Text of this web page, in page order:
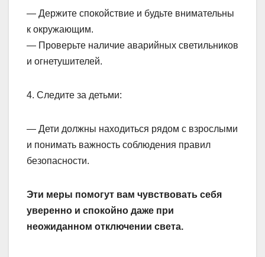
— Держите спокойствие и будьте внимательны
к окружающим.
— Проверьте наличие аварийных светильников
и огнетушителей.
4. Следите за детьми:
— Дети должны находиться рядом с взрослыми
и понимать важность соблюдения правил
безопасности.
Эти меры помогут вам чувствовать себя
уверенно и спокойно даже при
неожиданном отключении света.